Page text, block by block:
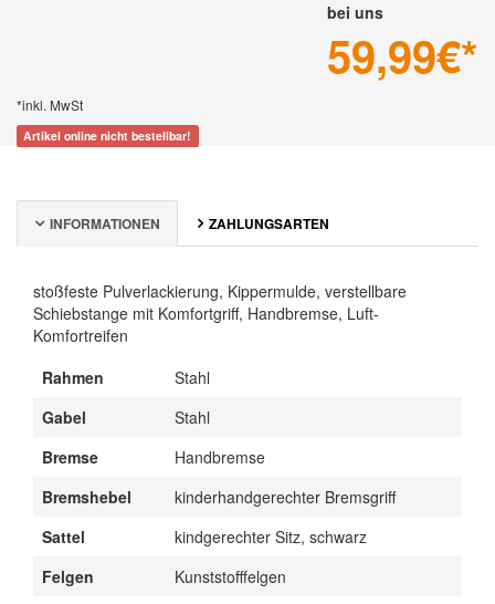
bei uns
59,99€*
*inkl. MwSt
Artikel online nicht bestellbar!
INFORMATIONEN ZAHLUNGSARTEN
stoßfeste Pulverlackierung, Kippermulde, verstellbare
Schiebstange mit Komfortgriff, Handbremse, Luft-
Komfortreifen
Rahmen
Stahl
Gabel
Stahl
Bremse
Handbremse
Bremshebel
kinderhandgerechter Bremsgriff
Sattel
kindgerechter Sitz, schwarz
Felgen
Kunststofffelgen